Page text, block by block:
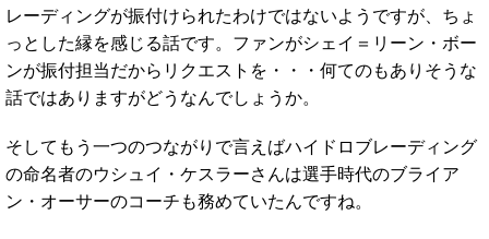
レーディングが振付けられたわけではないようですが、ちょ
っとした縁を感じる話です。ファンがシェイ＝リーン・ボー
ンが振付担当だからリクエストを・・・何てのもありそうな
話ではありますがどうなんでしょうか。
そしてもう一つのつながりで言えばハイドロブレーディング
の命名者のウシュイ・ケスラーさんは選手時代のブライア
ン・オーサーのコーチも務めていたんですね。